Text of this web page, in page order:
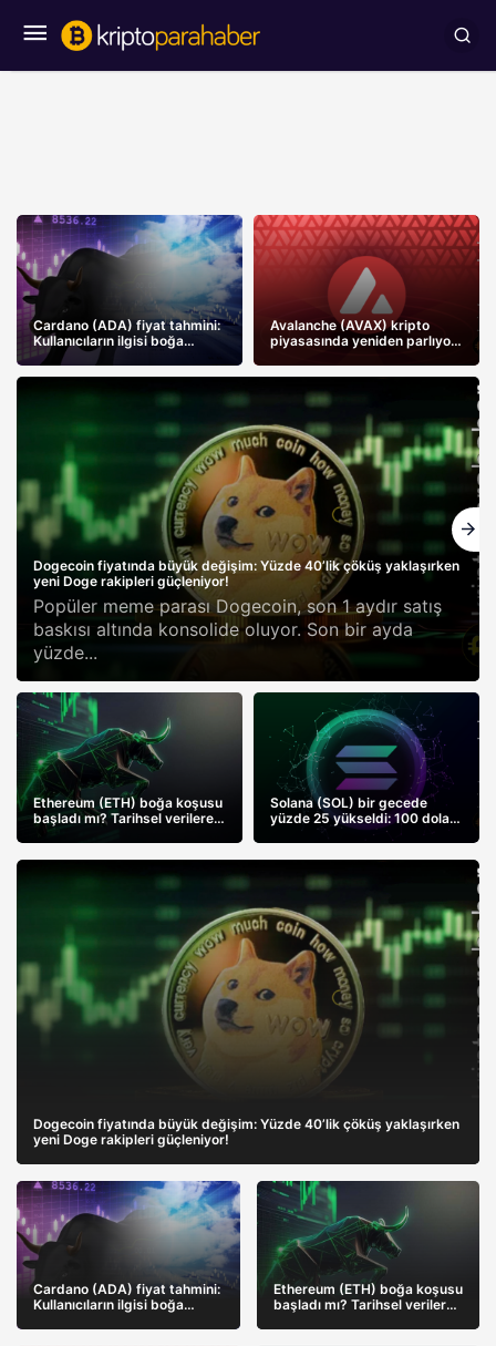
Dogecoin fiyatında büyük değişim: Yüzde 40’lik çöküş yaklaşırken
yeni Doge rakipleri güçleniyor!
Popüler meme parası Dogecoin, son 1 aydır satış
baskısı altında konsolide oluyor. Son bir ayda
yüzde...
Cardano (ADA) fiyat tahmini:
Kullanıcıların ilgisi boğa
koşusunu daha erkene
Ethereum (ETH) boğa koşusu
başladı mı? Tarihsel verilere
dayalı fırsatlar ve tehlikeler
Avalanche (AVAX) kripto
piyasasında yeniden parlıyor:
Solana (SOL) bir gecede
yüzde 25 yükseldi: 100 dolar
hedefi ne kadar yakın?
Dogecoin fiyatında büyük değişim: Yüzde 40’lik çöküş yaklaşırken
yeni Doge rakipleri güçleniyor!
Cardano (ADA) fiyat tahmini:
Kullanıcıların ilgisi boğa
Ethereum (ETH) boğa koşusu
başladı mı? Tarihsel verilere